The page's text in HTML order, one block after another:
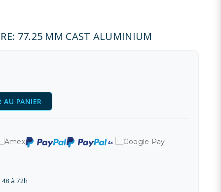
77.25 MM CAST ALUMINIUM
AU PANIER
à 72h